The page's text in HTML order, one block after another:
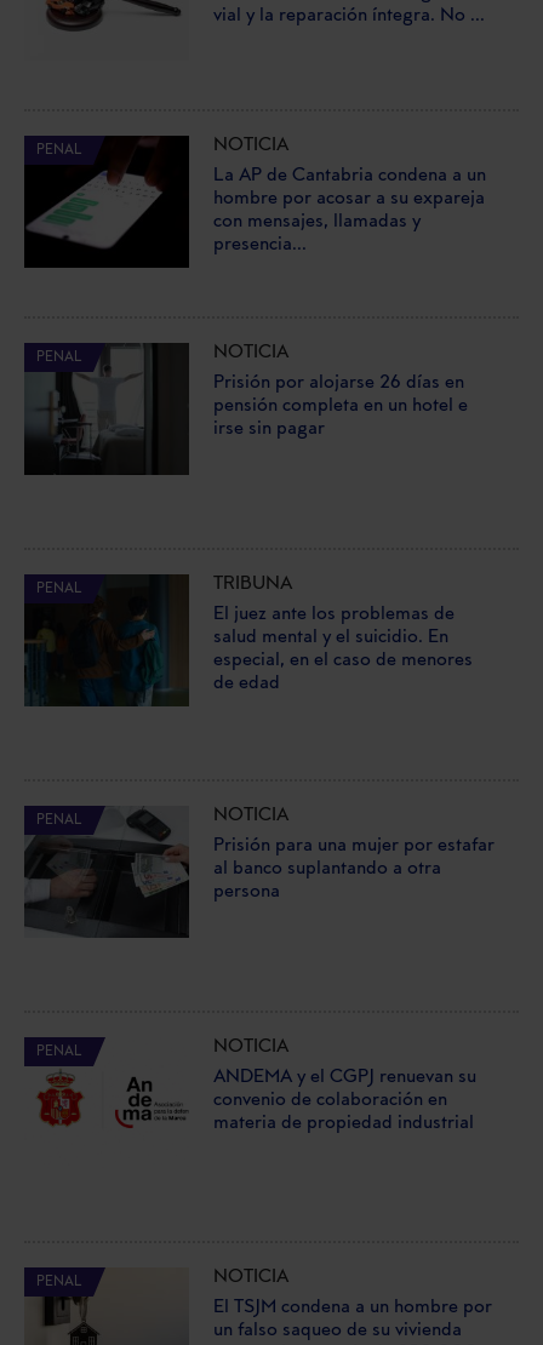
vial y la reparación íntegra. No ...
PENAL
NOTICIA
La AP de Cantabria condena a un
hombre por acosar a su expareja
con mensajes, llamadas y
presencia...
PENAL
NOTICIA
Prisión por alojarse 26 días en
pensión completa en un hotel e
irse sin pagar
PENAL
TRIBUNA
El juez ante los problemas de
salud mental y el suicidio. En
especial, en el caso de menores
de edad
PENAL
NOTICIA
Prisión para una mujer por estafar
al banco suplantando a otra
persona
PENAL
NOTICIA
ANDEMA y el CGPJ renuevan su
convenio de colaboración en
materia de propiedad industrial
PENAL
NOTICIA
El TSJM condena a un hombre por
un falso saqueo de su vivienda